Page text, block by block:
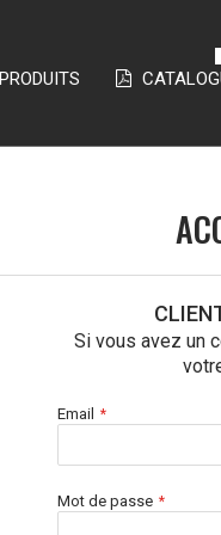
Si vous avez un
Email
Mot de passe